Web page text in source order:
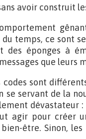
avoir construit
temps, ce sont
des éponges à
que leurs
sont
se servant de la
dévastateur :
agir pour créer
être. Sinon,